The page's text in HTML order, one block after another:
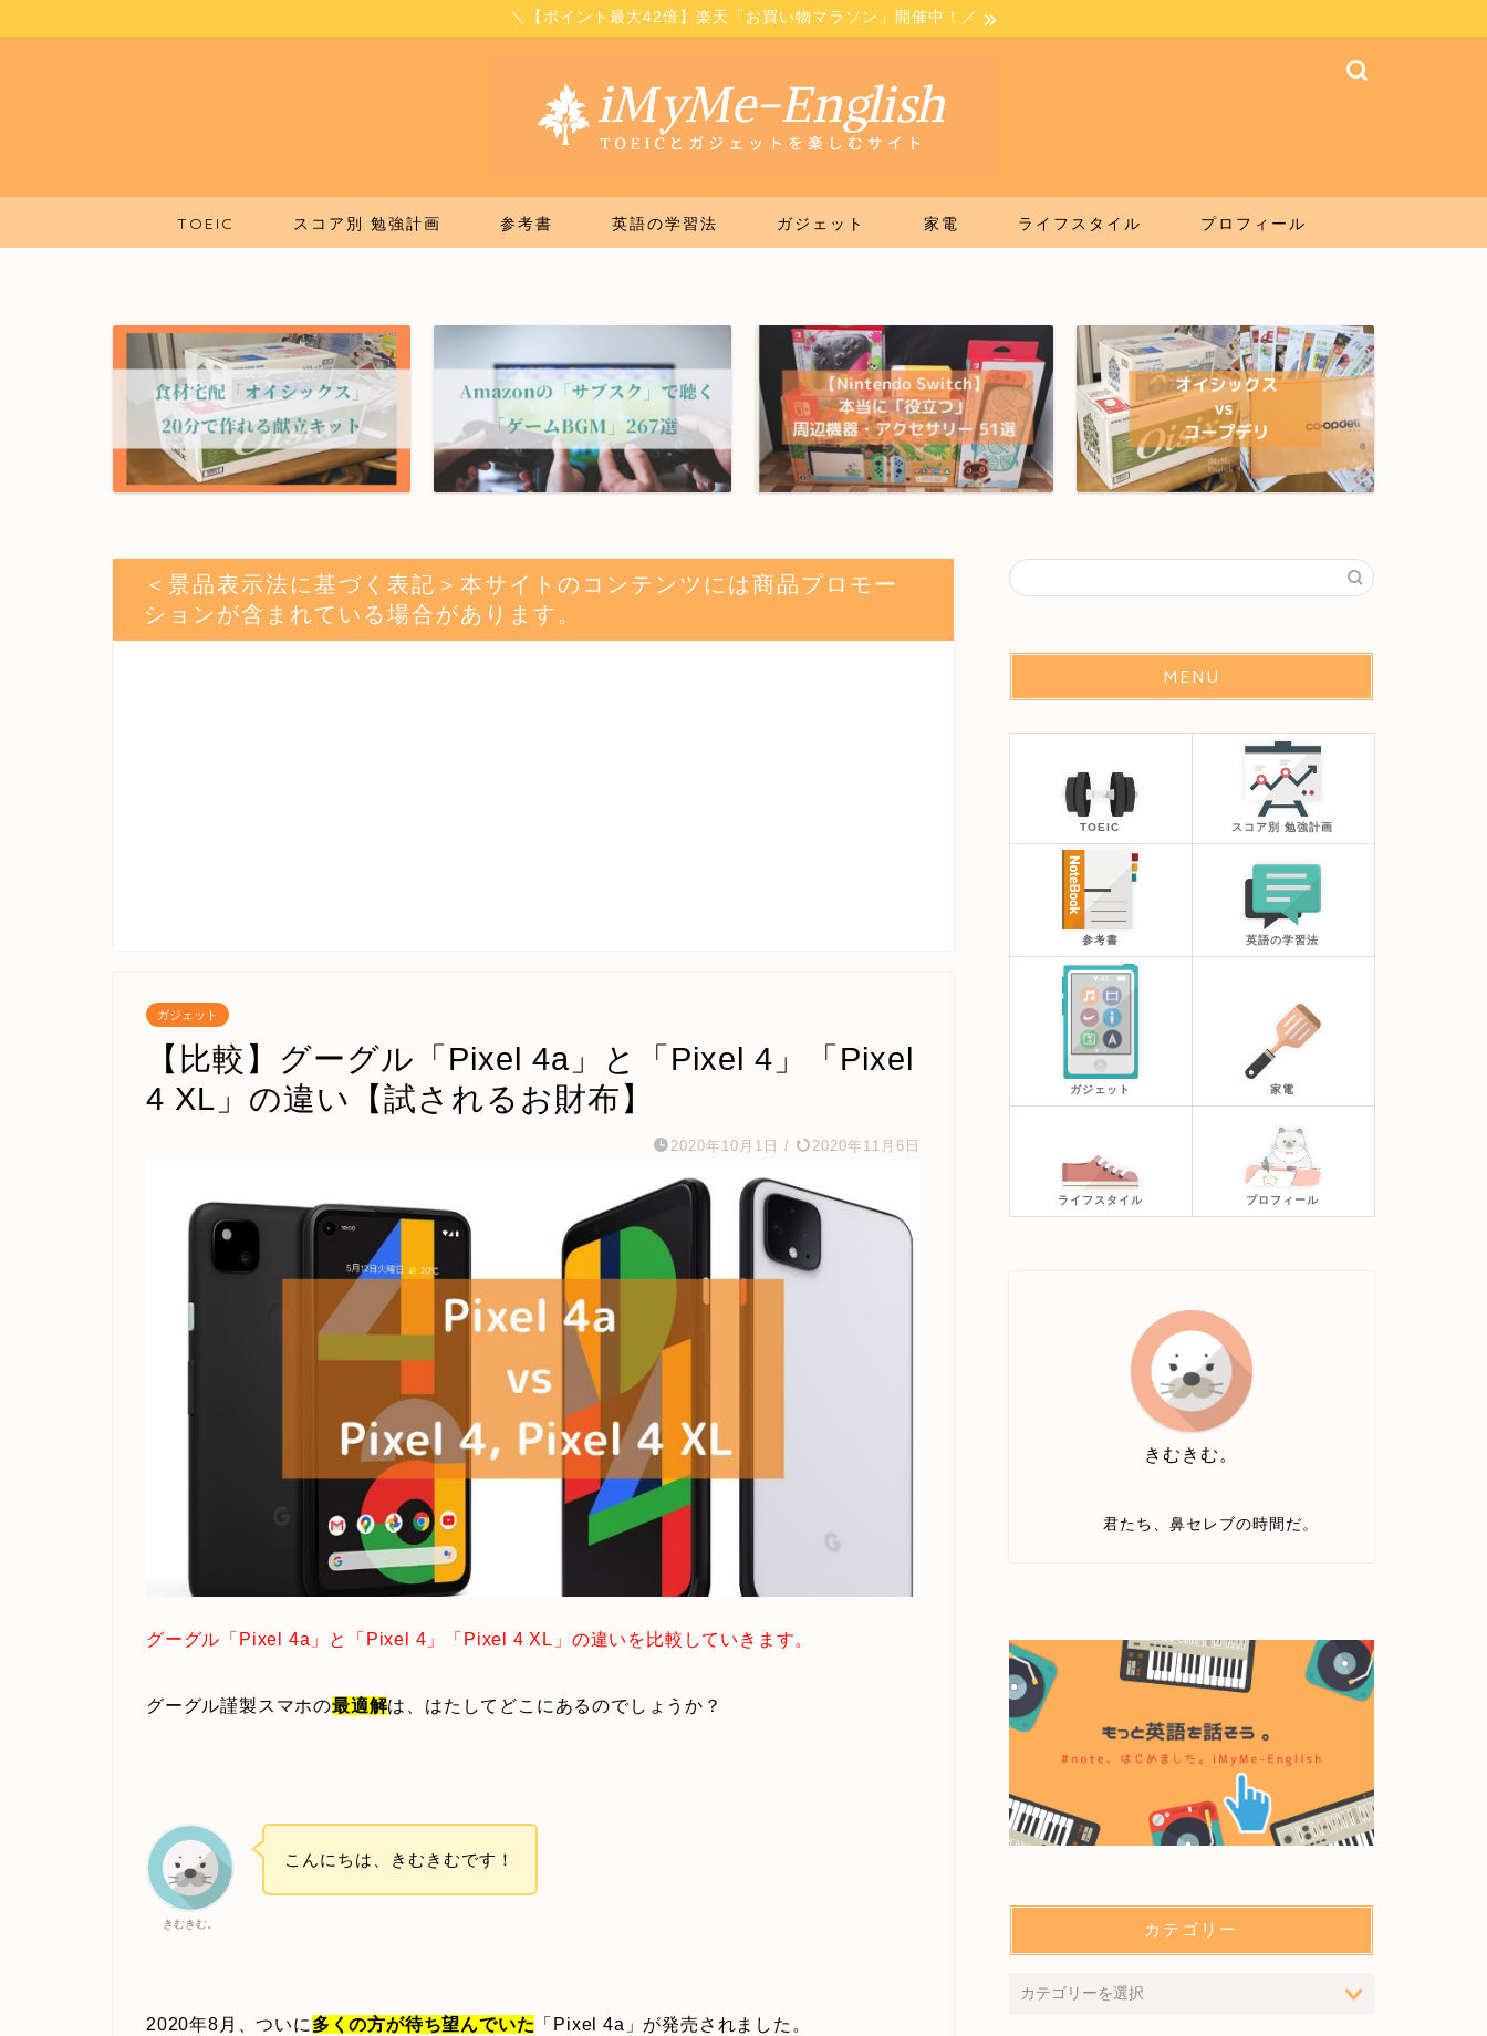
＼【ポイント最大42倍】楽天「お買い物マラソン」開催中！／
TOEIC スコア別 勉強計画 参考書 英語の学習法 ガジェット 家電 ライフスタイル プロフィール
＜景品表示法に基づく表記＞本サイトのコンテンツには商品プロモー
ションが含まれている場合があります。
ガジェット
【比較】グーグル「Pixel 4a」と「Pixel 4」「Pixel
4 XL」の違い【試されるお財布】
2020年10月1日 / 2020年11月6日
グーグル「Pixel 4a」と「Pixel 4」「Pixel 4 XL」の違いを比較していきます。
グーグル謹製スマホの最適解は、はたしてどこにあるのでしょうか？
きむきむ。
こんにちは、きむきむです！
2020年8月、ついに 多くの方が待ち望んでいた 「Pixel 4a」が発売されました。
MENU
TOEIC スコア別 勉強計画
参考書 英語の学習法
ガジェット 家電
ライフスタイル プロフィール
きむきむ。
君たち、鼻セレブの時間だ。
カテゴリー